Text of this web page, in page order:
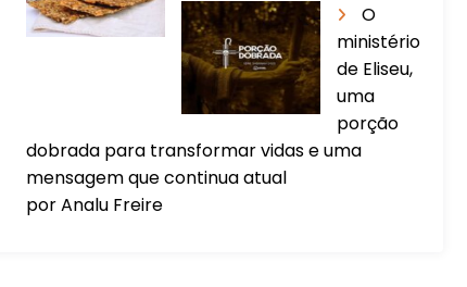
O
ministério
de Eliseu,
uma
porção
dobrada para transformar vidas e uma
mensagem que continua atual
por Analu Freire